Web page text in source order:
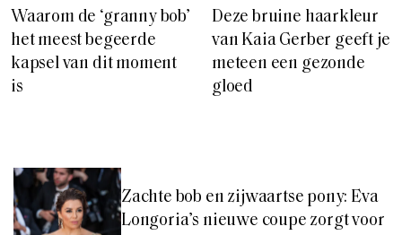
Waarom de ‘granny bob’
het meest begeerde
kapsel van dit moment
is
Deze bruine haarkleur
van Kaia Gerber geeft je
meteen een gezonde
gloed
Zachte bob en zijwaartse pony: Eva
Longoria’s nieuwe coupe zorgt voor